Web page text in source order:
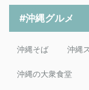
#沖縄グルメ
沖縄そば 沖縄
沖縄の大衆食堂